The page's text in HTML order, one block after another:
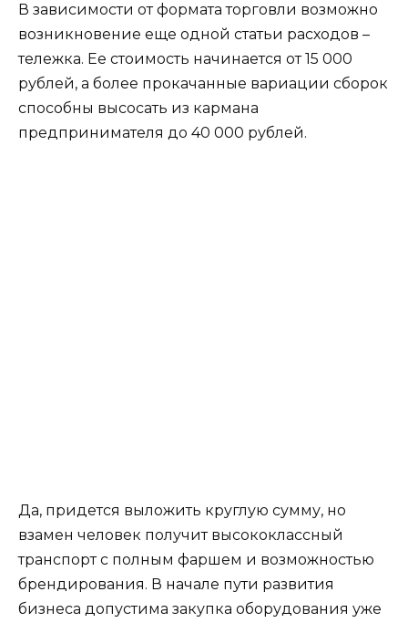
В зависимости от формата торговли возможно
возникновение еще одной статьи расходов –
тележка. Ее стоимость начинается от 15 000
рублей, а более прокачанные вариации сборок
способны высосать из кармана
предпринимателя до 40 000 рублей.
Да, придется выложить круглую сумму, но
взамен человек получит высококлассный
транспорт с полным фаршем и возможностью
брендирования. В начале пути развития
бизнеса допустима закупка оборудования уже